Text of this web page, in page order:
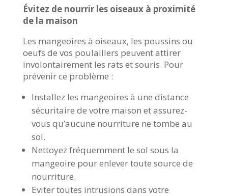
Évitez de nourrir les oiseaux à proximité
de la maison
Les mangeoires à oiseaux, les poussins ou
oeufs de vos poulaillers peuvent attirer
involontairement les rats et souris. Pour
prévenir ce problème :
Installez les mangeoires à une distance
sécuritaire de votre maison et assurez-
vous qu’aucune nourriture ne tombe au
sol.
Nettoyez fréquemment le sol sous la
mangeoire pour enlever toute source de
nourriture.
Eviter toutes intrusions dans votre